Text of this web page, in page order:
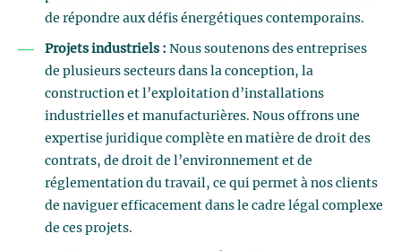
de répondre aux défis énergétiques contemporains.
Projets industriels : Nous soutenons des entreprises
de plusieurs secteurs dans la conception, la
construction et l’exploitation d’installations
industrielles et manufacturières. Nous offrons une
expertise juridique complète en matière de droit des
contrats, de droit de l’environnement et de
réglementation du travail, ce qui permet à nos clients
de naviguer efficacement dans le cadre légal complexe
de ces projets.